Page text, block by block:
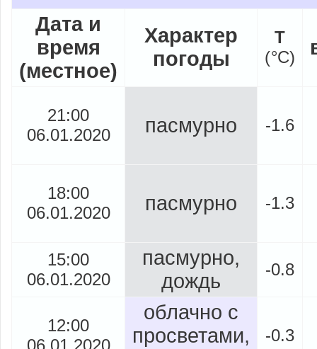
Дата и
время
(местное)
Характер
погоды
Т
(°C)
21:00
06.01.2020
пасмурно -1.6
18:00
06.01.2020
пасмурно -1.3
15:00
06.01.2020
пасмурно,
дождь
-0.8
12:00
облачно с
просветами,
-0.3